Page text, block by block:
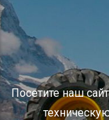
Посетите наш